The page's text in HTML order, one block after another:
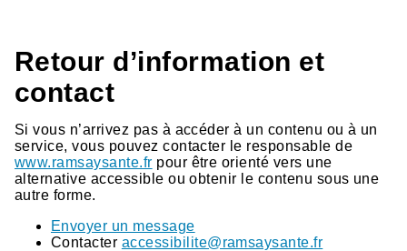
Retour d’information et
contact
Si vous n’arrivez pas à accéder à un contenu ou à un
service, vous pouvez contacter le responsable de
www.ramsaysante.fr pour être orienté vers une
alternative accessible ou obtenir le contenu sous une
autre forme.
Envoyer un message
Contacter accessibilite@ramsaysante.fr